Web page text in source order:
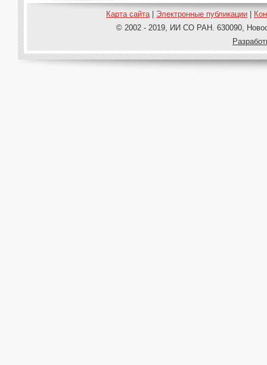
Карта сайта| Электронные публикации
© 2002 - 2019, ИИ СО РАН. 630090,